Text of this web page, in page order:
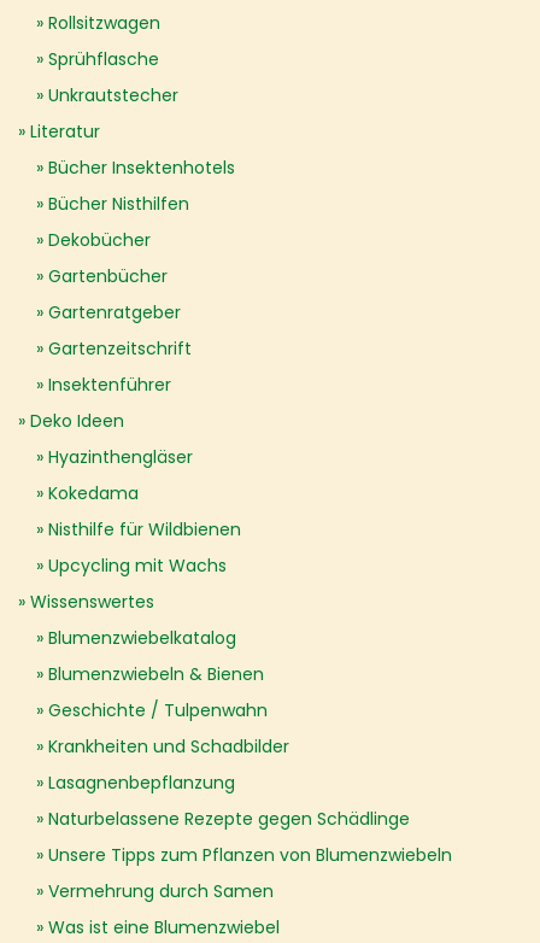
Rollsitzwagen
Sprühflasche
Unkrautstecher
Literatur
Bücher Insektenhotels
Bücher Nisthilfen
Dekobücher
Gartenbücher
Gartenratgeber
Gartenzeitschrift
Insektenführer
Deko Ideen
Hyazinthengläser
Kokedama
Nisthilfe für Wildbienen
Upcycling mit Wachs
Wissenswertes
Blumenzwiebelkatalog
Blumenzwiebeln & Bienen
Geschichte / Tulpenwahn
Krankheiten und Schadbilder
Lasagnenbepflanzung
Naturbelassene Rezepte gegen Schädlinge
Unsere Tipps zum Pflanzen von Blumenzwiebeln
Vermehrung durch Samen
Was ist eine Blumenzwiebel